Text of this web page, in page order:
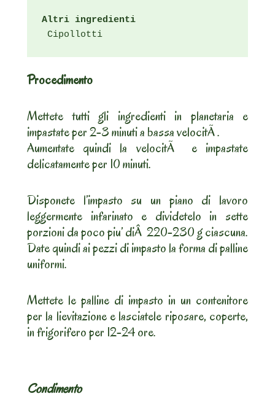
Altri ingredienti
Cipollotti
Procedimento
Mettete tutti gli ingredienti in planetaria e
impastate per 2-3 minuti a bassa velocitÃ .
Aumentate quindi la velocitÃ e impastate
delicatamente per 10 minuti.
Disponete l’impasto su un piano di lavoro
leggermente infarinato e dividetelo in sette
porzioni da poco piu’ diÂ 220-230 g ciascuna.
Date quindi ai pezzi di impasto la forma di palline
uniformi.
Mettete le palline di impasto in un contenitore
per la lievitazione e lasciatele riposare, coperte,
in frigorifero per 12-24 ore.
Condimento